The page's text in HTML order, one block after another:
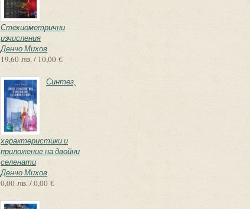
Стехиометрични
изчисления
Денчо Михов
19,60 лв. / 10,00 €
Синтез,
характеристики и
приложение на двойни
селенати
Денчо Михов
0,00 лв. / 0,00 €